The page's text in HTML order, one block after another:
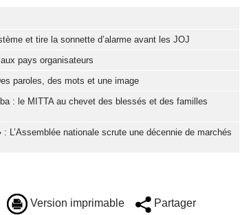
et tire la sonnette d’alarme avant les JOJ
pays organisateurs
paroles, des mots et une image
: le MITTA au chevet des blessés et des familles
L’Assemblée nationale scrute une décennie de marchés
Version imprimable Partager